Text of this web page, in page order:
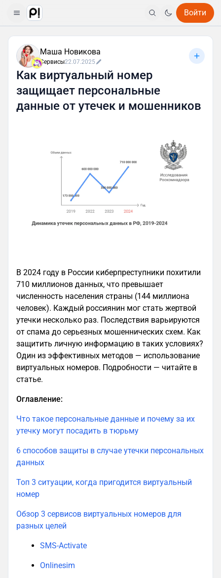
Войти
Маша Новикова
Сервисы22.07.2025
Как виртуальный номер
защищает персональные
данные от утечек и мошенников
В 2024 году в России киберпреступники похитили
710 миллионов данных, что превышает
численность населения страны (144 миллиона
человек). Каждый россиянин мог стать жертвой
утечки несколько раз. Последствия варьируются
от спама до серьезных мошеннических схем. Как
защитить личную информацию в таких условиях?
Один из эффективных методов — использование
виртуальных номеров. Подробности — читайте в
статье.
Оглавление:
Что такое персональные данные и почему за их
утечку могут посадить в тюрьму
6 способов защиты в случае утечки персональных
данных
Топ 3 ситуации, когда пригодится виртуальный
номер
Обзор 3 сервисов виртуальных номеров для
разных целей
SMS-Activate
Onlinesim